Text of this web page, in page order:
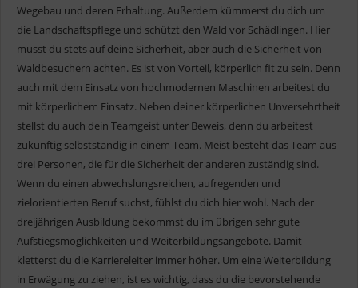
Wegebau und deren Erhaltung. Außerdem kümmerst du dich um
die Landschaftspflege und schützt den Wald vor Schädlingen. Hier
musst du stets auf deine Sicherheit, aber auch die Sicherheit von
Waldbesuchern achten. Es ist von Vorteil, körperlich fit zu sein. Denn
auch mit dem Einsatz von hochmodernen Maschinen arbeitest du
mit körperlichem Einsatz. Neben deiner körperlichen Unversehrtheit
stellst du auch dein Teamgeist unter Beweis, denn du arbeitest
zukünftig selbstständig in einem Team. Meist besteht das Team aus
drei Personen, die für die Sicherheit der anderen zuständig sind.
Wenn du einen abwechslungsreichen, aufregenden und
zielorientierten Beruf suchst, fühlst du dich hier wohl. Nach der
dreijährigen Ausbildung bekommst du im übrigen sehr gute
Aufstiegsmöglichkeiten und Weiterbildungsangebote. Damit
kletterst du die Karriereleiter immer höher. Um eine Weiterbildung
in Erwägung zu ziehen, ist es wichtig, dass du die bevorstehende